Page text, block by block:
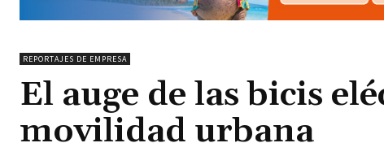
REPORTAJES DE EMPRESA
El auge de las bicis
movilidad urbana